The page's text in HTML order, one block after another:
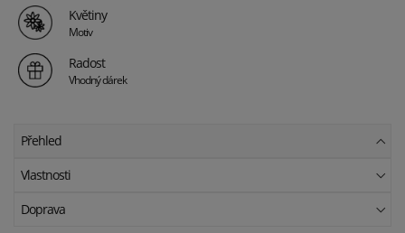
Květiny
Motiv
Radost
Vhodný dárek
Přehled
Vlastnosti
Doprava